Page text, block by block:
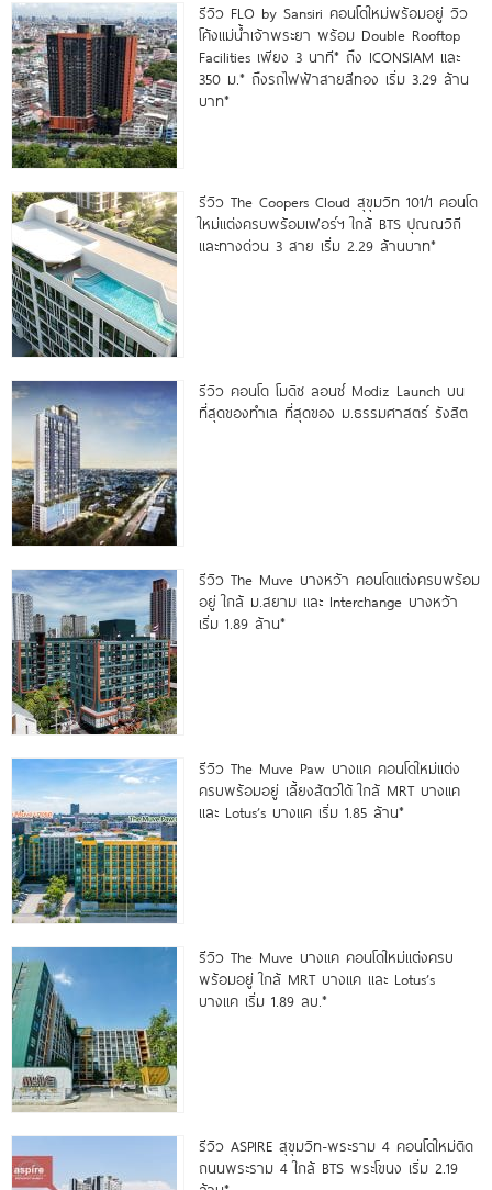
รีวิว FLO by Sansiri คอนโดใหม่พร้อมอยู่ วิว
โค้งแม่น้ำเจ้าพระยา พร้อม Double Rooftop
Facilities เพียง 3 นาที* ถึง ICONSIAM และ
350 ม.* ถึงรถไฟฟ้าสายสีทอง เริ่ม 3.29 ล้าน
บาท*
รีวิว The Coopers Cloud สุขุมวิท 101/1 คอนโด
ใหม่แต่งครบพร้อมเฟอร์ฯ ใกล้ BTS ปุณณวิถี
และทางด่วน 3 สาย เริ่ม 2.29 ล้านบาท*
รีวิว คอนโด โมดิซ ลอนซ์ Modiz Launch บน
ที่สุดของทำเล ที่สุดของ ม.ธรรมศาสตร์ รังสิต
รีวิว The Muve บางหว้า คอนโดแต่งครบพร้อม
อยู่ ใกล้ ม.สยาม และ Interchange บางหว้า
เริ่ม 1.89 ล้าน*
รีวิว The Muve Paw บางแค คอนโดใหม่แต่ง
ครบพร้อมอยู่ เลี้ยงสัตว์ได้ ใกล้ MRT บางแค
และ Lotus’s บางแค เริ่ม 1.85 ล้าน*
รีวิว The Muve บางแค คอนโดใหม่แต่งครบ
พร้อมอยู่ ใกล้ MRT บางแค และ Lotus’s
บางแค เริ่ม 1.89 ลบ.*
รีวิว ASPIRE สุขุมวิท-พระราม 4 คอนโดใหม่ติด
ถนนพระราม 4 ใกล้ BTS พระโขนง เริ่ม 2.19